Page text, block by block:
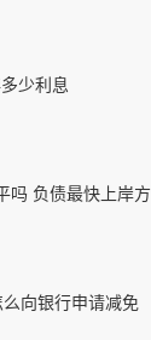
少利息
吗 负债最快上岸方
向银行申请减免